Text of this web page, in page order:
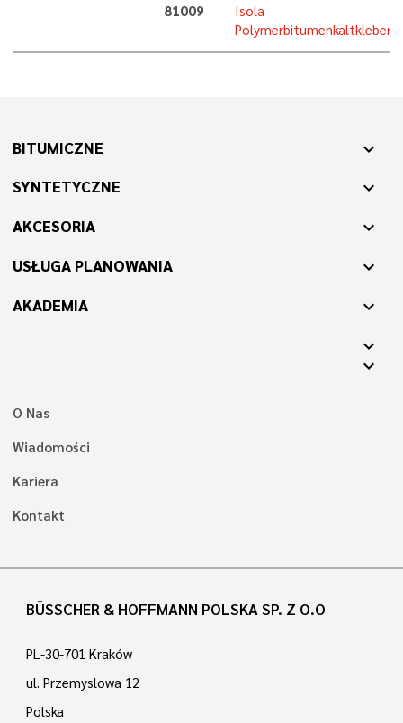
81009
Isola
Polymerbitumenkaltkleber
BITUMICZNE expand_more
SYNTETYCZNE expand_more
AKCESORIA expand_more
USŁUGA PLANOWANIA expand_more
AKADEMIA
expand_more
expand_more
expand_more
O Nas
Wiadomości
Kariera
Kontakt
BÜSSCHER & HOFFMANN POLSKA SP. Z O.O
PL-30-701 Kraków
ul. Przemyslowa 12
Polska